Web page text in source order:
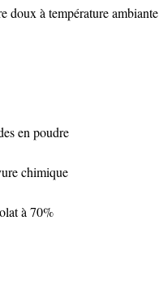
doux à température ambiante
en poudre
chimique
à 70%